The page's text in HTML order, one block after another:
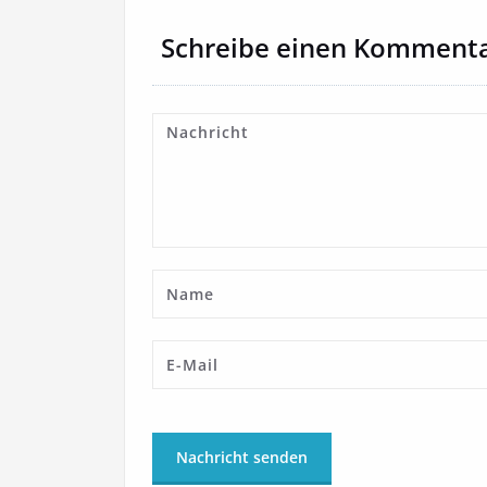
Schreibe einen